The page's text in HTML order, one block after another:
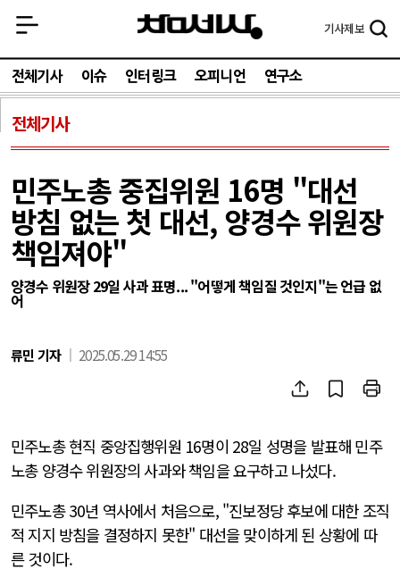
기사제보
전체기사 이슈 인터링크 오피니언 연구소
전체기사
민주노총 중집위원 16명 "대선
방침 없는 첫 대선, 양경수 위원장
책임져야"
양경수 위원장 29일 사과 표명... "어떻게 책임질 것인지"는 언급 없
어
류민 기자 2025.05.29 14:55
민주노총 현직 중앙집행위원 16명이 28일 성명을 발표해 민주
노총 양경수 위원장의 사과와 책임을 요구하고 나섰다.
민주노총 30년 역사에서 처음으로, "진보정당 후보에 대한 조직
적 지지 방침을 결정하지 못한" 대선을 맞이하게 된 상황에 따
른 것이다.